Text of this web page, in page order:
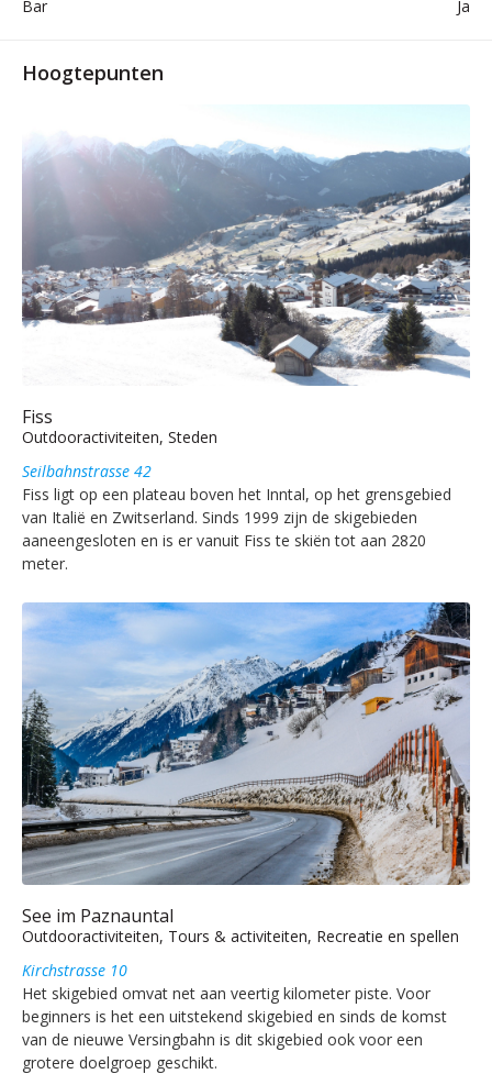
Bar Ja
Hoogtepunten
Fiss
Outdooractiviteiten, Steden
Seilbahnstrasse 42
Fiss ligt op een plateau boven het Inntal, op het grensgebied
van Italië en Zwitserland. Sinds 1999 zijn de skigebieden
aaneengesloten en is er vanuit Fiss te skiën tot aan 2820
meter.
See im Paznauntal
Outdooractiviteiten, Tours & activiteiten, Recreatie en spellen
Kirchstrasse 10
Het skigebied omvat net aan veertig kilometer piste. Voor
beginners is het een uitstekend skigebied en sinds de komst
van de nieuwe Versingbahn is dit skigebied ook voor een
grotere doelgroep geschikt.